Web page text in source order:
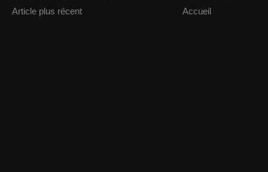
Article plus récent Accueil